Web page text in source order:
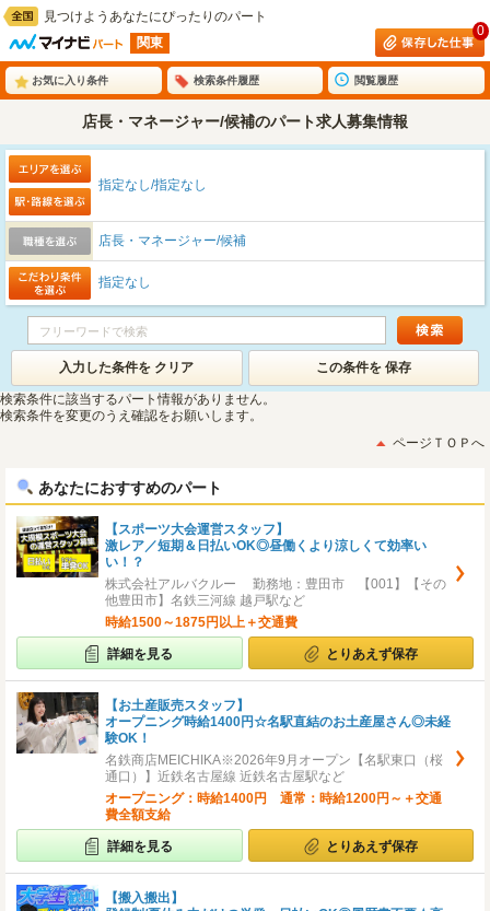
見つけようあなたにぴったりのパート
関東
0
お気に入り条件 検索条件履歴 閲覧履歴
店長・マネージャー/候補のパート求人募集情報
指定なし/指定なし
店長・マネージャー/候補
指定なし
入力した条件を クリア この条件を 保存
検索条件に該当するパート情報がありません。
検索条件を変更のうえ確認をお願いします。
ページＴＯＰへ
あなたにおすすめのパート
【スポーツ大会運営スタッフ】
激レア／短期＆日払いOK◎昼働くより涼しくて効率い
い！？
株式会社アルバクルー 勤務地：豊田市 【001】【その
他豊田市】名鉄三河線 越戸駅など
時給1500～1875円以上＋交通費
詳細を見る とりあえず保存
【お土産販売スタッフ】
オープニング時給1400円☆名駅直結のお土産屋さん◎未経
験OK！
名鉄商店MEICHIKA※2026年9月オープン【名駅東口（桜
通口）】近鉄名古屋線 近鉄名古屋駅など
オープニング：時給1400円 通常：時給1200円～＋交通
費全額支給
詳細を見る とりあえず保存
【搬入搬出】